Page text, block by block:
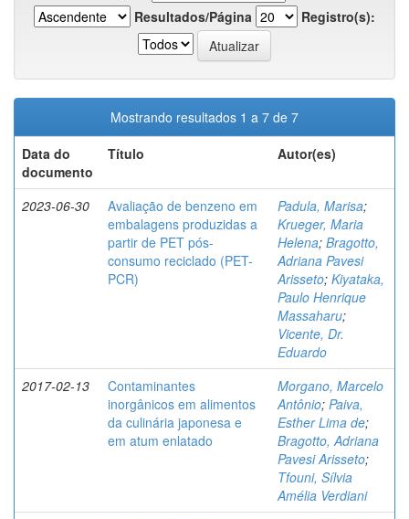
Resultados/Página
Registro(s):
Mostrando resultados 1 a 7 de 7
Data do
documento
Título Autor(es)
2023-06-30
Avaliação de benzeno em
embalagens produzidas a
partir de PET pós-
consumo reciclado (PET-
PCR)
Padula, Marisa;
Krueger, Maria
Helena; Bragotto,
Adriana Pavesi
Arisseto; Kiyataka,
Paulo Henrique
Massaharu;
Vicente, Dr.
Eduardo
2017-02-13
Contaminantes
inorgânicos em alimentos
da culinária japonesa e
em atum enlatado
Morgano, Marcelo
Antônio; Paiva,
Esther Lima de;
Bragotto, Adriana
Pavesi Arisseto;
Tfouni, Sílvia
Amélia Verdiani